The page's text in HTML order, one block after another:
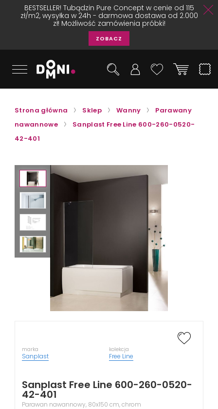
BESTSELLER! Tubądzin Pure Concept w cenie od 115
zł/m2, wysyłka w 24h - darmowa dostawa od 2.000
zł! Możliwość zamówienia próbki!
ZOBACZ
Strona główna Sklep Wanny
Parawany
nawannowe
Sanplast Free Line 600-260-0520-
42-401
marka
Sanplast
kolekcja
Free Line
Sanplast Free Line 600-260-0520-
42-401
Parawan nawannowy, 80x150 cm, chrom